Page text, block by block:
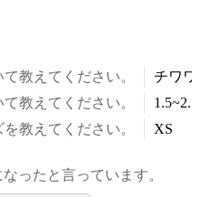
教えてください。
チワワ
教えてください。
教えてください。
XS
ったと言っています。